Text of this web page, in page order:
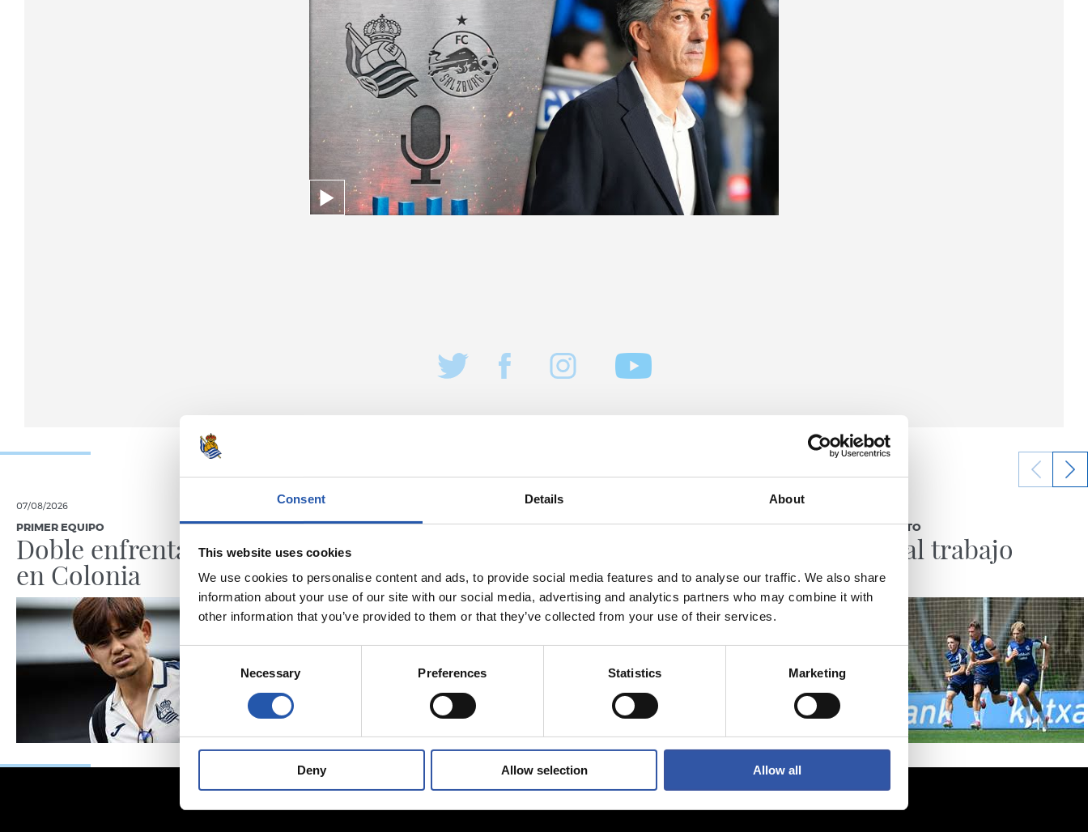
Consent Details About
This website uses cookies
We use cookies to personalise content and ads, to provide social media features and to analyse our traffic. We also share
information about your use of our site with our social media, advertising and analytics partners who may combine it with
other information that you’ve provided to them or that they’ve collected from your use of their services.
Consent
Selection
Necessary Preferences Statistics Marketing
Deny Allow selection Allow all
07/08/2026
PRIMER EQUIPO
Doble enfrentamiento
en Colonia
05/08/2026
“La Real hace mucho
por los jóvenes”
05/08/2026
ENTRENAMIENTO
Vuelta al trabajo